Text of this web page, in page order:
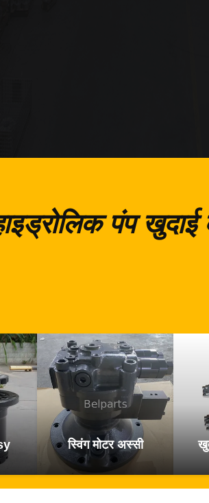
पंप
स्विंग मोटर अस्सी